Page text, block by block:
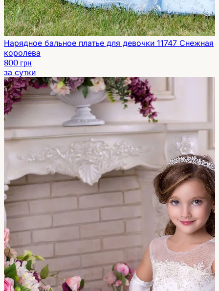
Нарядное бальное платье для девочки 11747 Снежная
королева
800 грн
за сутки